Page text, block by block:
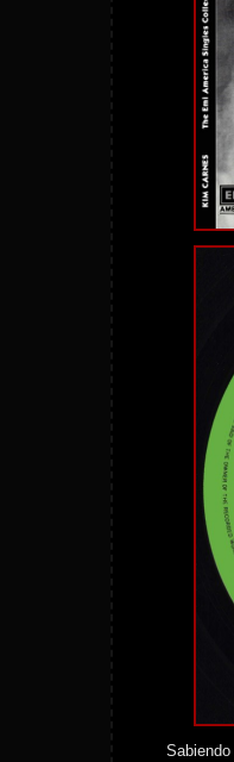
Sabiendo